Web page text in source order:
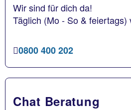
Wir sind für dich da!
Täglich (Mo - So &
0800 400 202
Chat Beratung